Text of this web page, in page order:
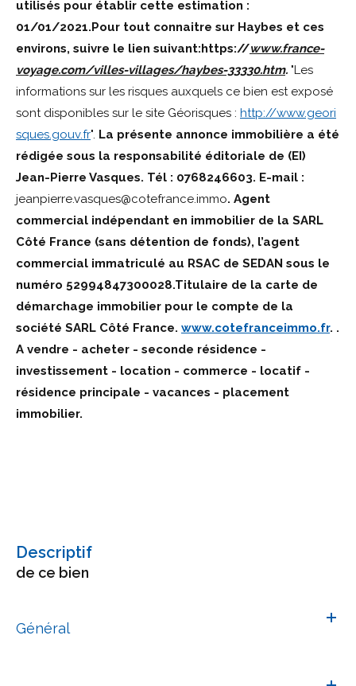
utilisés pour établir cette estimation :
01/01/2021.Pour tout connaitre sur Haybes et ces
environs, suivre le lien suivant:https://www.france-
voyage.com/villes-villages/haybes-33330.htm. "Les
informations sur les risques auxquels ce bien est exposé
sont disponibles sur le site Géorisques : http://www.geori
sques.gouv.fr". La présente annonce immobilière a été
rédigée sous la responsabilité éditoriale de (EI)
Jean-Pierre Vasques. Tél : 0768246603. E-mail :
jeanpierre.vasques@cotefrance.immo. Agent
commercial indépendant en immobilier de la SARL
Côté France (sans détention de fonds), l’agent
commercial immatriculé au RSAC de SEDAN sous le
numéro 52994847300028.Titulaire de la carte de
démarchage immobilier pour le compte de la
société SARL Côté France. www.cotefranceimmo.fr. .
A vendre - acheter - seconde résidence -
investissement - location - commerce - locatif -
résidence principale - vacances - placement
immobilier.
descriptif
de ce bien
Général